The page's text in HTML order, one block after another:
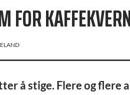
FOR
å stige. Flere og flere